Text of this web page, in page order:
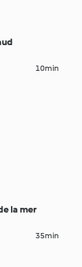
10min
la mer
35min